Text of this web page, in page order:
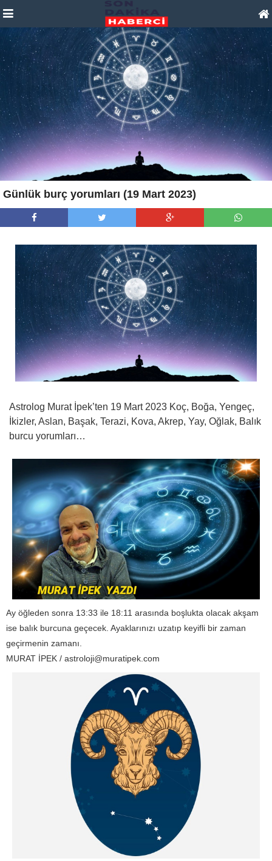
Günlük burç yorumları (19 Mart 2023)
Astrolog Murat İpek’ten 19 Mart 2023 Koç, Boğa, Yengeç,
İkizler, Aslan, Başak, Terazi, Kova, Akrep, Yay, Oğlak, Balık
burcu yorumları…
Ay öğleden sonra 13:33 ile 18:11 arasında boşlukta olacak akşam
ise balık burcuna geçecek. Ayaklarınızı uzatıp keyifli bir zaman
geçirmenin zamanı.
MURAT İPEK / astroloji@muratipek.com